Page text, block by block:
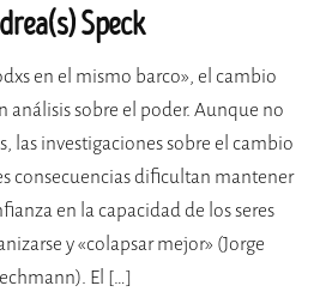
Speck
en el mismo barco», el cambio
análisis sobre el poder. Aunque no
las investigaciones sobre el cambio
consecuencias dificultan mantener
en la capacidad de los seres
y «colapsar mejor» (Jorge
El […]